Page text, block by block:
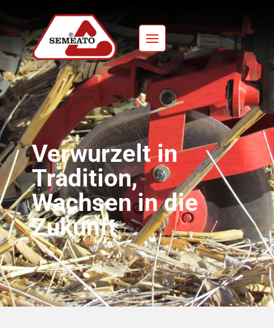
Verwurzelt in
Tradition,
Wachsen in die
Zukunft